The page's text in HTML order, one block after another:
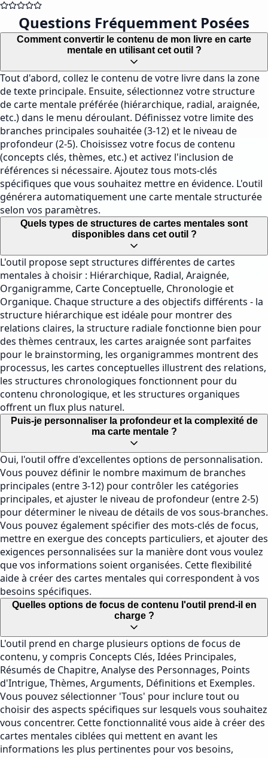
Questions Fréquemment Posées
Comment convertir le contenu de mon livre en carte
mentale en utilisant cet outil ?
Tout d'abord, collez le contenu de votre livre dans la zone
de texte principale. Ensuite, sélectionnez votre structure
de carte mentale préférée (hiérarchique, radial, araignée,
etc.) dans le menu déroulant. Définissez votre limite des
branches principales souhaitée (3-12) et le niveau de
profondeur (2-5). Choisissez votre focus de contenu
(concepts clés, thèmes, etc.) et activez l'inclusion de
références si nécessaire. Ajoutez tous mots-clés
spécifiques que vous souhaitez mettre en évidence. L'outil
générera automatiquement une carte mentale structurée
selon vos paramètres.
Quels types de structures de cartes mentales sont
disponibles dans cet outil ?
L'outil propose sept structures différentes de cartes
mentales à choisir : Hiérarchique, Radial, Araignée,
Organigramme, Carte Conceptuelle, Chronologie et
Organique. Chaque structure a des objectifs différents - la
structure hiérarchique est idéale pour montrer des
relations claires, la structure radiale fonctionne bien pour
des thèmes centraux, les cartes araignée sont parfaites
pour le brainstorming, les organigrammes montrent des
processus, les cartes conceptuelles illustrent des relations,
les structures chronologiques fonctionnent pour du
contenu chronologique, et les structures organiques
offrent un flux plus naturel.
Puis-je personnaliser la profondeur et la complexité de
ma carte mentale ?
Oui, l'outil offre d'excellentes options de personnalisation.
Vous pouvez définir le nombre maximum de branches
principales (entre 3-12) pour contrôler les catégories
principales, et ajuster le niveau de profondeur (entre 2-5)
pour déterminer le niveau de détails de vos sous-branches.
Vous pouvez également spécifier des mots-clés de focus,
mettre en exergue des concepts particuliers, et ajouter des
exigences personnalisées sur la manière dont vous voulez
que vos informations soient organisées. Cette flexibilité
aide à créer des cartes mentales qui correspondent à vos
besoins spécifiques.
Quelles options de focus de contenu l'outil prend-il en
charge ?
L'outil prend en charge plusieurs options de focus de
contenu, y compris Concepts Clés, Idées Principales,
Résumés de Chapitre, Analyse des Personnages, Points
d'Intrigue, Thèmes, Arguments, Définitions et Exemples.
Vous pouvez sélectionner 'Tous' pour inclure tout ou
choisir des aspects spécifiques sur lesquels vous souhaitez
vous concentrer. Cette fonctionnalité vous aide à créer des
cartes mentales ciblées qui mettent en avant les
informations les plus pertinentes pour vos besoins,